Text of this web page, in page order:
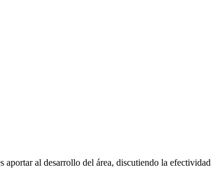
aportar al desarrollo del área, discutiendo la efectividad